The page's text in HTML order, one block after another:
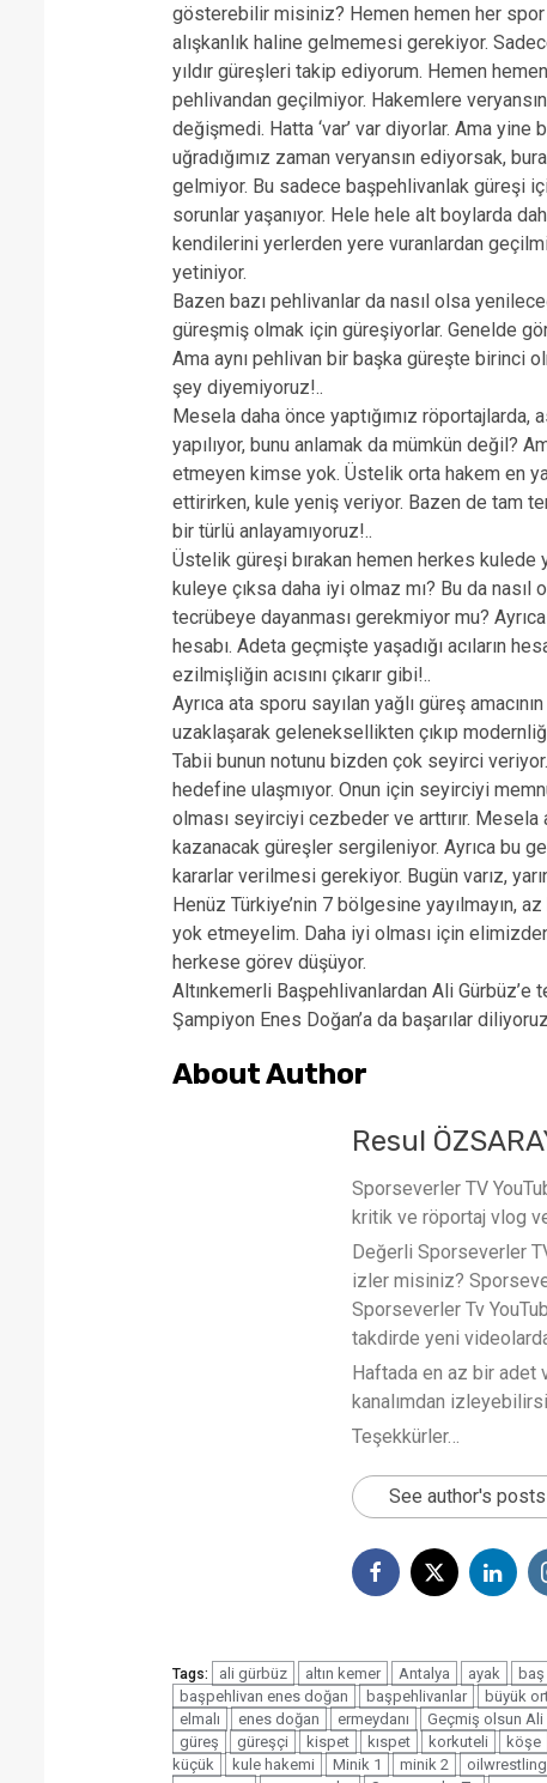
gösterebilir misiniz? Hemen hemen her spor
alışkanlık haline gelmemesi gerekiyor.
yıldır güreşleri takip ediyorum. Hemen
pehlivandan geçilmiyor. Hakemlere
değişmedi. Hatta ‘var’ var diyorlar. Ama yine
uğradığımız zaman veryansın ediyorsak,
gelmiyor. Bu sadece başpehlivanlak güreşi
sorunlar yaşanıyor. Hele hele alt boylarda
kendilerini yerlerden yere vuranlardan
yetiniyor.
Bazen bazı pehlivanlar da nasıl olsa
güreşmiş olmak için güreşiyorlar. Genelde
Ama aynı pehlivan bir başka güreşte birinci
şey diyemiyoruz!..
Mesela daha önce yaptığımız
yapılıyor, bunu anlamak da mümkün değil?
etmeyen kimse yok. Üstelik orta hakem en
ettirirken, kule yeniş veriyor. Bazen de tam
bir türlü anlayamıyoruz!..
Üstelik güreşi bırakan hemen herkes kulede
kuleye çıksa daha iyi olmaz mı? Bu da
tecrübeye dayanması gerekmiyor mu?
hesabı. Adeta geçmişte yaşadığı acıların
ezilmişliğin acısını çıkarır gibi!..
Ayrıca ata sporu sayılan yağlı güreş
uzaklaşarak geleneksellikten çıkıp
Tabii bunun notunu bizden çok seyirci
hedefine ulaşmıyor. Onun için seyirciyi
olması seyirciyi cezbeder ve arttırır.
kazanacak güreşler sergileniyor. Ayrıca bu
kararlar verilmesi gerekiyor. Bugün varız,
Henüz Türkiye’nin 7 bölgesine yayılmayın,
yok etmeyelim. Daha iyi olması için
herkese görev düşüyor.
Altınkemerli Başpehlivanlardan Ali
Şampiyon Enes Doğan’a da başarılar
About Author
Resul
Sporseverler TV
kritik ve röportaj vlog
Değerli Sporseverler
izler misiniz?
Sporseverler Tv
takdirde yeni
Haftada en az bir adet
kanalımdan
Teşekkürler…
See author's posts
Tags: ali gürbüz altın kemer Antalya ayak baş
başpehlivan enes doğan
başpehlivanlar büyük
elmalı
enes doğan ermeydanı Geçmiş olsun Ali
güreş
güreşçi kispet kıspet korkuteli köşe
küçük
kule hakemi Minik 1 minik 2 oilwrestling